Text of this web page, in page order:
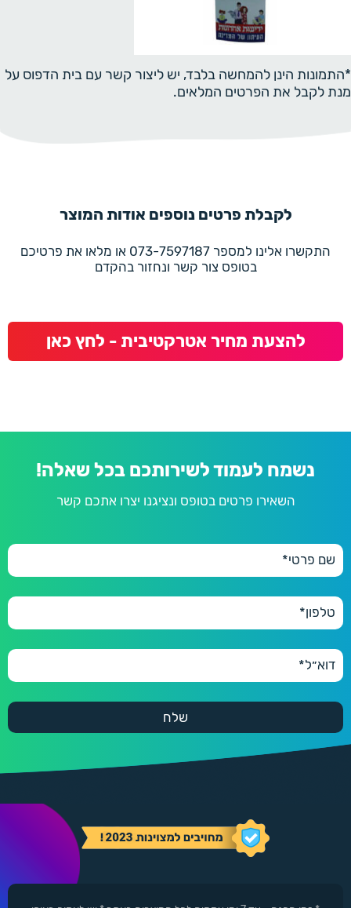
*התמונות הינן להמחשה בלבד, יש ליצור קשר עם בית הדפוס על
מנת לקבל את הפרטים המלאים.
לקבלת פרטים נוספים אודות המוצר
התקשרו אלינו למספר 073-7597187 או מלאו את פרטיכם
בטופס צור קשר ונחזור בהקדם
להצעת מחיר אטרקטיבית - לחץ כאן
נשמח לעמוד לשירותכם בכל שאלה!
השאירו פרטים בטופס ונציגנו יצרו אתכם קשר